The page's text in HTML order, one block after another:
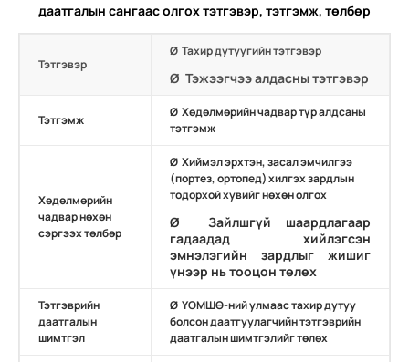
даатгалын сангаас олгох тэтгэвэр, тэтгэмж, төлбөр
Тэтгэвэр
Ø Тахир дутуугийн тэтгэвэр
Ø Тэжээгчээ алдасны тэтгэвэр
Тэтгэмж
Ø Хөдөлмөрийн чадвар түр алдсаны
тэтгэмж
Хөдөлмөрийн
чадвар нөхөн
сэргээх төлбөр
Ø Хиймэл эрхтэн, засал эмчилгээ
( портез, ортопед) хилгэх зардлын
тодорхой хувийг нөхөн олгох
Ø Зайлшгүй шаардлагаар
гадаадад хийлэгсэн
эмнэлэгийн зардлыг жишиг
үнээр нь тооцон төлөх
Тэтгэврийн
даатгалын
шимтгэл
Ø ҮОМШӨ-ний улмаас тахир дутуу
болсон даатгуулагчийн тэтгэврийн
даатгалын шимтгэлийг төлөх